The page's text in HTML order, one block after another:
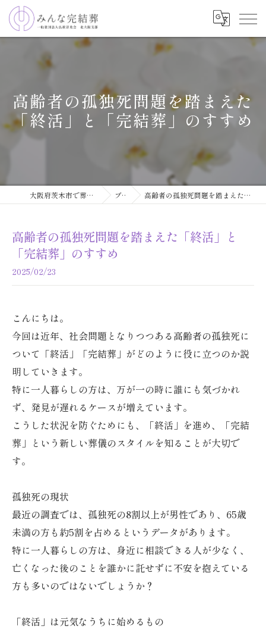
高齢者の孤独死問題を踏まえた
「終活」と「完結葬」のすすめ
大阪府茨木市で葬儀ならみんな完結葬 ブログ 高齢者の孤独死問題を踏まえた「終活」と「完結葬」のすすめ
高齢者の孤独死問題を踏まえた「終活」と
「完結葬」のすすめ
2025/02/23
こんにちは。
今回は近年、社会問題となりつつある高齢者の孤独死に
ついて「終活」「完結葬」がどのように役に立つのか説
明していきます。
特に一人暮らしの方は、万が一の時に誰にも気づかれ
ず、発見が遅れるケースが増えています。
こうした状況を防ぐためにも、「終活」を進め、「完結
葬」という新しい葬儀のスタイルを知ることが大切で
す。
孤独死の現状
最近の調査では、孤独死の8割以上が男性であり、65歳
未満の方も約5割を占めるというデータがあります。
特に一人暮らしの方は、身近に相談できる人が少なく、
亡くなった後のことを誰かに託せずに不安を抱えている
方も多いのではないでしょうか？
「終活」は元気なうちに始めるもの